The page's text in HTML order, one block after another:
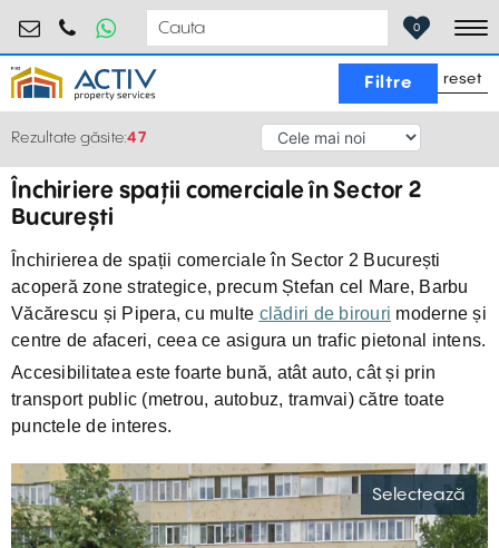
retail@activpropertyservices.ro
0730.000.076 0
Filtre reset
Rezultate găsite:47
Închiriere spații comerciale în Sector 2
București
Închirierea de spații comerciale în Sector 2 București
acoperă zone strategice, precum Ștefan cel Mare, Barbu
Văcărescu și Pipera, cu multe clădiri de birouri moderne și
centre de afaceri, ceea ce asigura un trafic pietonal intens.
Accesibilitatea este foarte bună, atât auto, cât și prin
transport public (metrou, autobuz, tramvai) către toate
punctele de interes.
Selectează